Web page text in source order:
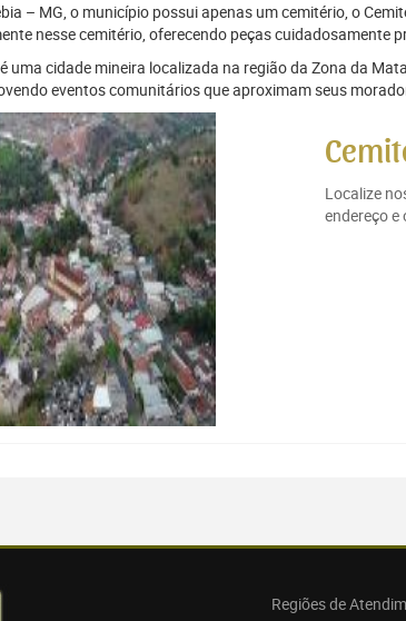
– MG, o município possui apenas um cemitério, o
nesse cemitério, oferecendo peças cuidadosamente
uma cidade mineira localizada na região da Zona da
eventos comunitários que aproximam seus
Localize
endereço
Regiões de